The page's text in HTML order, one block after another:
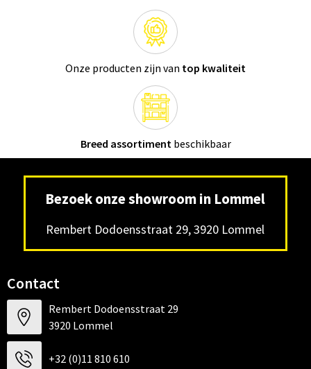
Onze producten zijn van top kwaliteit
Breed assortiment beschikbaar
Bezoek onze showroom in Lommel
Rembert Dodoensstraat 29, 3920 Lommel
Contact
Rembert Dodoensstraat 29
3920 Lommel
+32 (0)11 810 610